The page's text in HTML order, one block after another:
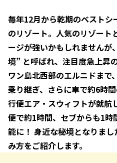
毎年12月から乾期のベストシ
のリゾート。人気のリゾート
ージが強いかもしれませんが
境” と呼ばれ、注目度急上昇
ワン島北西部のエルニドまで
乗り継ぎ、さらに車で約6時
行便エア・スウィフトが就航
便で約1時間、セブからも1時
能に！ 身近な秘境となりま
み方をご紹介します。